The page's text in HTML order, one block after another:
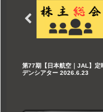
第77期【日本航空｜JAL】定
デンシアター 2026.6.23